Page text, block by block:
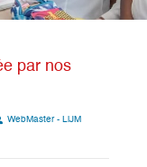
par nos
WebMaster - LiJM